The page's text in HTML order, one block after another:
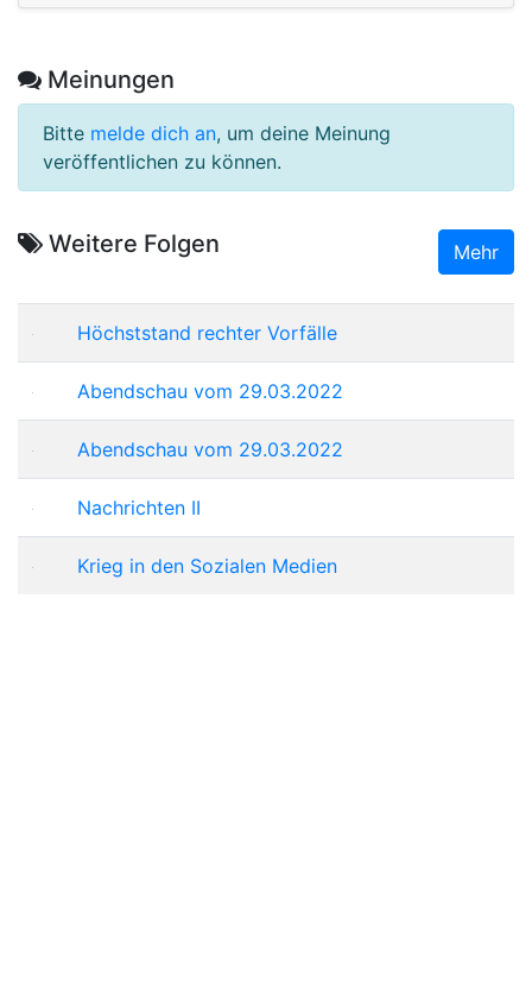
Meinungen
Bitte melde dich an, um deine Meinung
veröffentlichen zu können.
Weitere Folgen Mehr
Höchststand rechter Vorfälle
Abendschau vom 29.03.2022
Abendschau vom 29.03.2022
Nachrichten II
Krieg in den Sozialen Medien